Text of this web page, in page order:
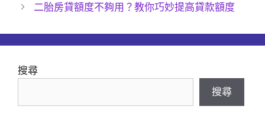
二胎房貸額度不夠用？教你巧妙提高貸款額度
搜尋
搜尋